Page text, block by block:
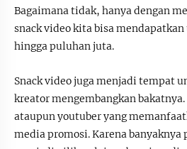
Bagaimana tidak, hanya dengan
snack video kita bisa
hingga puluhan juta.
Snack video juga menjadi tempat
kreator mengembangkan
ataupun youtuber yang
media promosi. Karena banyaknya